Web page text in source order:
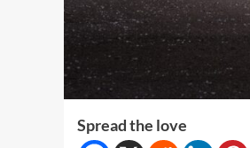
Spread the love